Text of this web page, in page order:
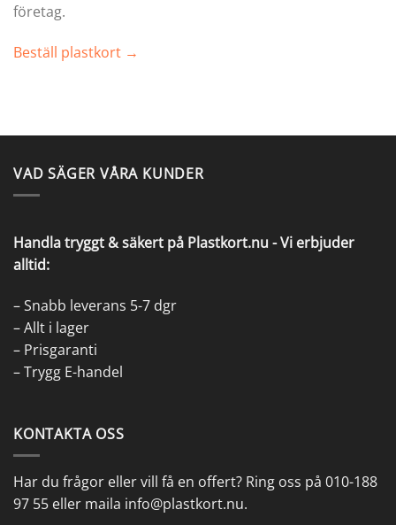
företag.
Beställ plastkort →
VAD SÄGER VÅRA KUNDER
Handla tryggt & säkert på Plastkort.nu - Vi erbjuder
alltid:
– Snabb leverans 5-7 dgr
– Allt i lager
– Prisgaranti
– Trygg E-handel
KONTAKTA OSS
Har du frågor eller vill få en offert? Ring oss på 010-188
97 55 eller maila info@plastkort.nu.